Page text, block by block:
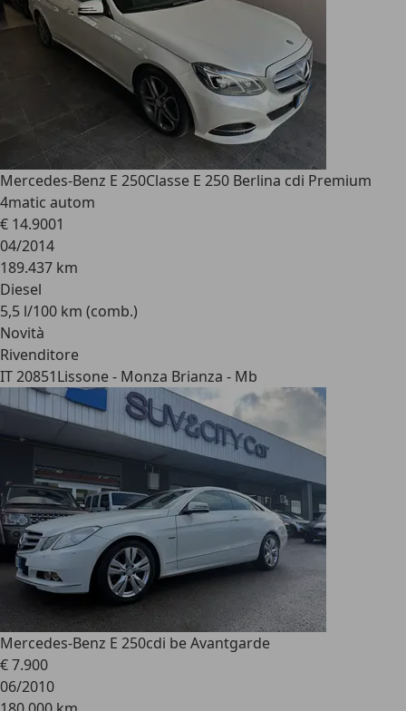
Mercedes-Benz E 250Classe E 250 Berlina cdi Premium
4matic autom
€ 14.9001
04/2014
189.437 km
Diesel
5,5 l/100 km (comb.)
Novità
Rivenditore
IT 20851Lissone - Monza Brianza - Mb
Mercedes-Benz E 250cdi be Avantgarde
€ 7.900
06/2010